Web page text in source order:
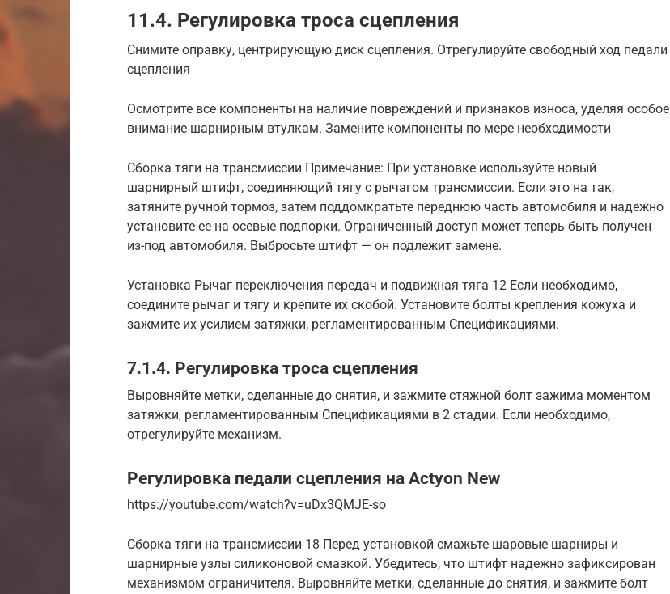
11.4. Регулировка троса сцепления
Снимите оправку, центрирующую диск сцепления. Отрегулируйте свободный ход педали
сцепления
Осмотрите все компоненты на наличие повреждений и признаков износа, уделяя особое
внимание шарнирным втулкам. Замените компоненты по мере необходимости
Сборка тяги на трансмиссии Примечание: При установке используйте новый
шарнирный штифт, соединяющий тягу с рычагом трансмиссии. Если это на так,
затяните ручной тормоз, затем поддомкратьте переднюю часть автомобиля и надежно
установите ее на осевые подпорки. Ограниченный доступ может теперь быть получен
из-под автомобиля. Выбросьте штифт — он подлежит замене.
Установка Рычаг переключения передач и подвижная тяга 12 Если необходимо,
соедините рычаг и тягу и крепите их скобой. Установите болты крепления кожуха и
зажмите их усилием затяжки, регламентированным Спецификациями.
7.1.4. Регулировка троса сцепления
Выровняйте метки, сделанные до снятия, и зажмите стяжной болт зажима моментом
затяжки, регламентированным Спецификациями в 2 стадии. Если необходимо,
отрегулируйте механизм.
Регулировка педали сцепления на Actyon New
https://youtube.com/watch?v=uDx3QMJE-so
Сборка тяги на трансмиссии 18 Перед установкой смажьте шаровые шарниры и
шарнирные узлы силиконовой смазкой. Убедитесь, что штифт надежно зафиксирован
механизмом ограничителя. Выровняйте метки, сделанные до снятия, и зажмите болт